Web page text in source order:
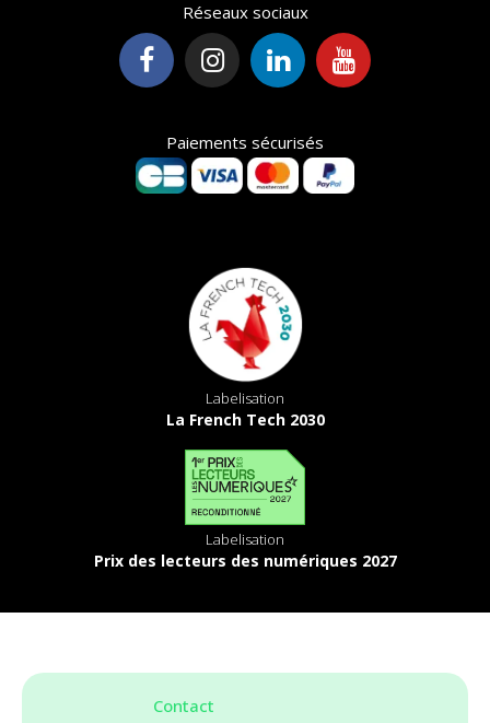
Réseaux sociaux
Paiements sécurisés
Labelisation
La French Tech 2030
Labelisation
Prix des lecteurs des numériques 2027
Contact